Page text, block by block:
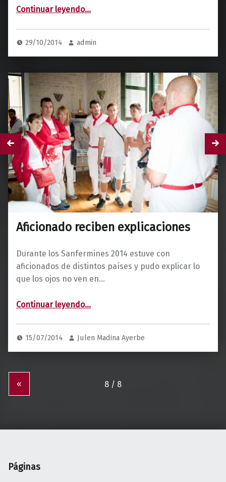
Continuar leyendo“Qué opinan los vecinos de Hernani sobre Julen Madina y Amaia Puertas”
…
29/10/2014 admin
Aficionado reciben explicaciones
Durante los Sanfermines 2014 estuve con
aficionados de distintos países y pudo explicar lo
que los ojos no ven en…
Continuar leyendo…
15/07/2014 Julen Madina Ayerbe
«
Páginas